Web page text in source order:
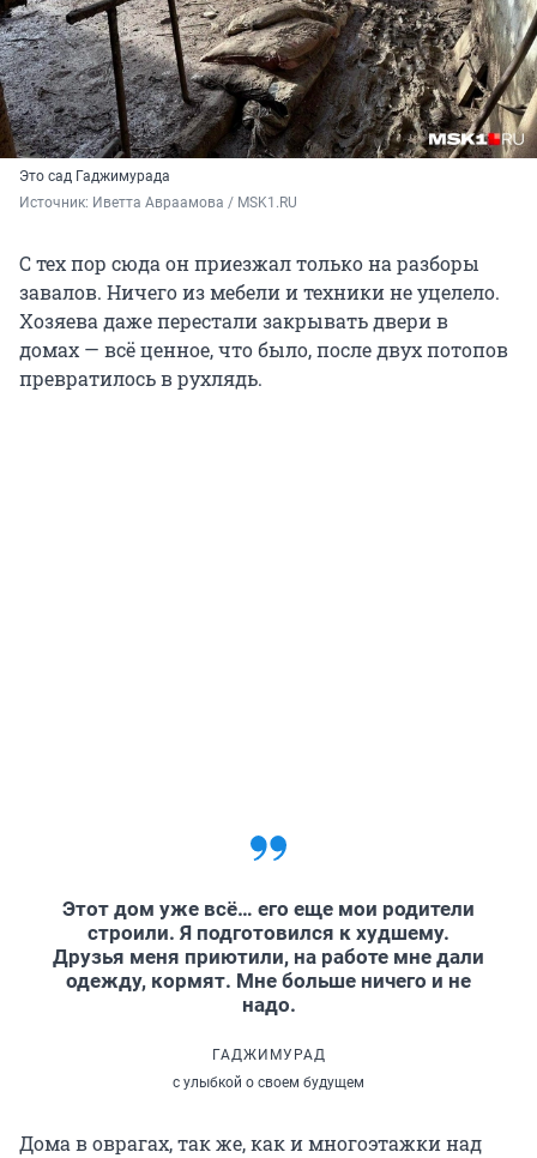
Это сад Гаджимурада
Источник: Иветта Авраамова / MSK1.RU
С тех пор сюда он приезжал только на разборы
завалов. Ничего из мебели и техники не уцелело.
Хозяева даже перестали закрывать двери в
домах — всё ценное, что было, после двух потопов
превратилось в рухлядь.
Этот дом уже всё… его еще мои родители
строили. Я подготовился к худшему.
Друзья меня приютили, на работе мне дали
одежду, кормят. Мне больше ничего и не
надо.
ГАДЖИМУРАД
с улыбкой о своем будущем
Дома в оврагах, так же, как и многоэтажки над